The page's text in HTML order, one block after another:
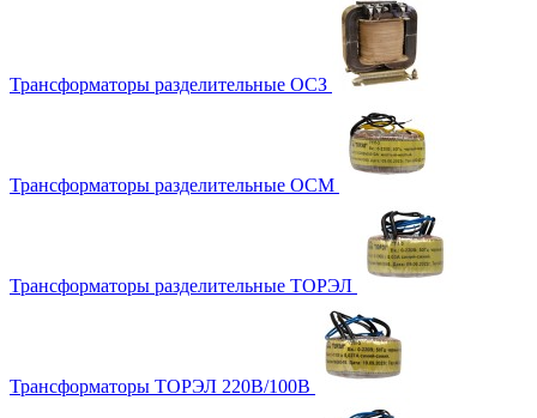
Трансформаторы разделительные ОСЗ
Трансформаторы разделительные ОСМ
Трансформаторы разделительные ТОРЭЛ
Трансформаторы ТОРЭЛ 220В/100В